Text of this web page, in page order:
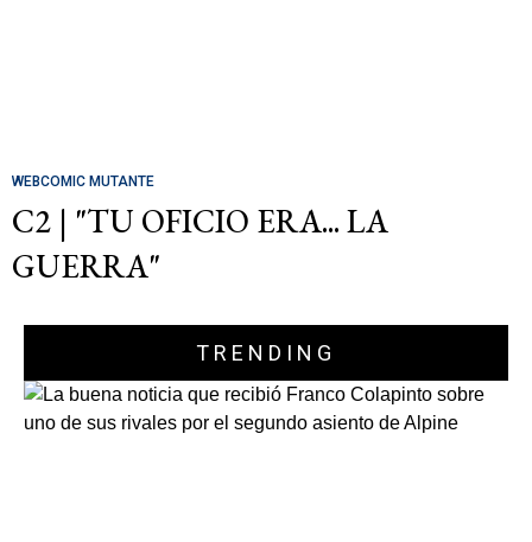
WEBCOMIC MUTANTE
C2 | "TU OFICIO ERA... LA
GUERRA"
TRENDING